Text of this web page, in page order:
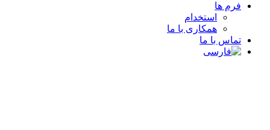
فرم ها
استخدام
همکاری با ما
تماس با ما